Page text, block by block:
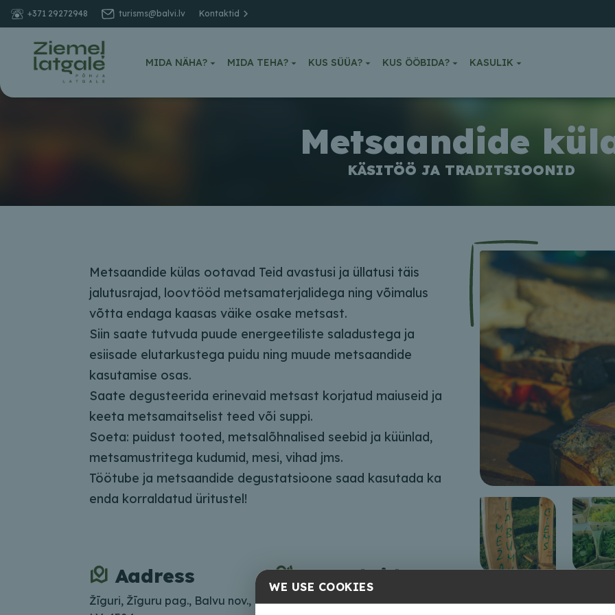
+371 29272948 turisms@balvi.lv Kontaktid
MIDA NÄHA? MIDA TEHA? KUS SÜÜA? KUS ÖÖBIDA? KASULIK
Metsaandide
KÄSITÖÖ JA TRADITSIOONID
Metsaandide külas ootavad Teid avastusi ja üllatusi täis
jalutusrajad, loovtööd metsamaterjalidega ning võimalus
võtta endaga kaasas väike osake metsast.
Siin saate tutvuda puude energeetiliste saladustega ja
esiisade elutarkustega puidu ning muude metsaandide
kasutamise osas.
Saate degusteerida erinevaid metsast korjatud maiuseid ja
keeta metsamaitselist teed või suppi.
Soeta: puidust tooted, metsalõhnalised seebid ja küünlad,
metsamustritega kudumid, mesi, vihad jms.
Töötube ja metsaandide degustatsioone saad kasutada ka
enda korraldatud üritustel!
Aadress
Žīguri, Žīguru pag., Balvu nov.,
Kontaktid
WE USE COOKIES